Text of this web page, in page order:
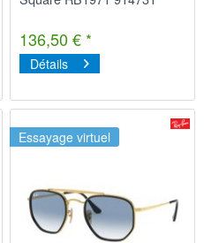
136,50 € *
Détails
Essayage virtuel